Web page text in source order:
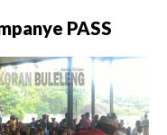
PASS